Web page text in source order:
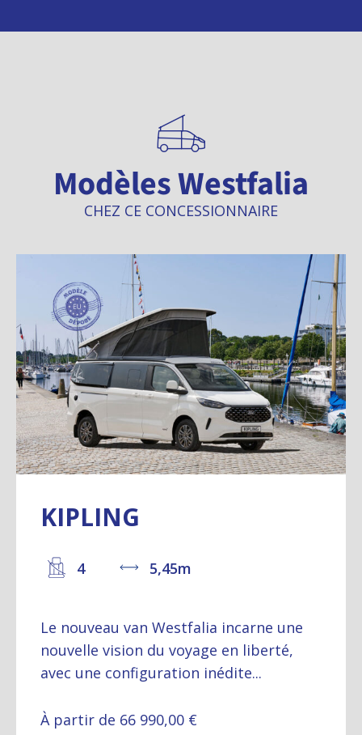
Modèles Westfalia
CHEZ CE CONCESSIONNAIRE
KIPLING
4 5,45m
Le nouveau van Westfalia incarne une
nouvelle vision du voyage en liberté,
avec une configuration inédite...
À partir de 66 990,00 €